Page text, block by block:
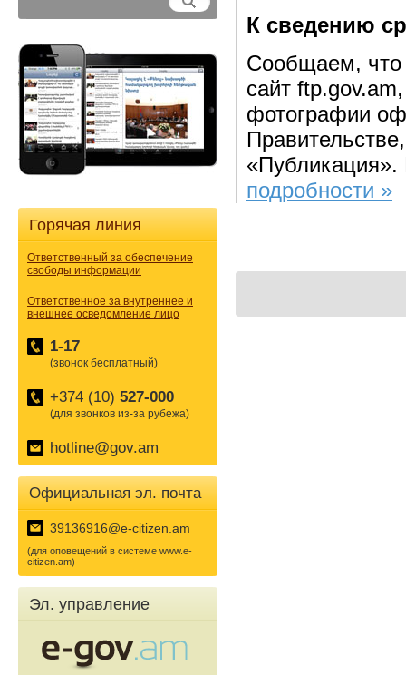
Горячая линия
Ответственный за обеспечение
свободы информации
Ответственное за внутреннее и
внешнее осведомление лицо
1-17
(звонок бесплатный)
+374 (10) 527-000
(для звонков из-за рубежа)
hotline@gov.am
Официальная эл. почта
39136916@e-citizen.am
(для оповещений в системе www.e-
citizen.am)
Эл. управление
К сведению
Сообщаем, что
сайт
фотографии
«Публикация».
подробности »